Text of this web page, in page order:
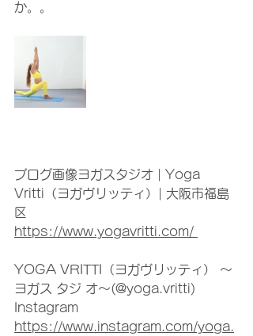
か。。
ブログ画像ヨガスタジオ | Yoga
Vritti（ヨガヴリッティ）| 大阪市福島
区
https://www.yogavritti.com/
YOGA VRITTI（ヨガヴリッティ） ～
ヨガス タジ オ～(@yoga.vritti)
Instagram
https://www.instagram.com/yoga.